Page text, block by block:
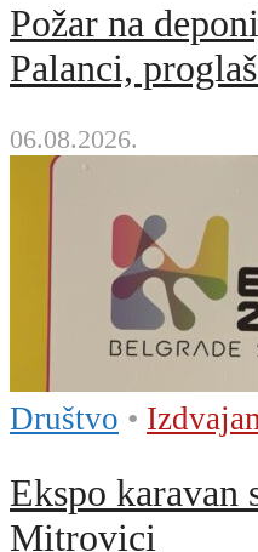
Požar na
Palanci,
06.08.2026.
Društvo •
Ekspo karavan
Mitrovici